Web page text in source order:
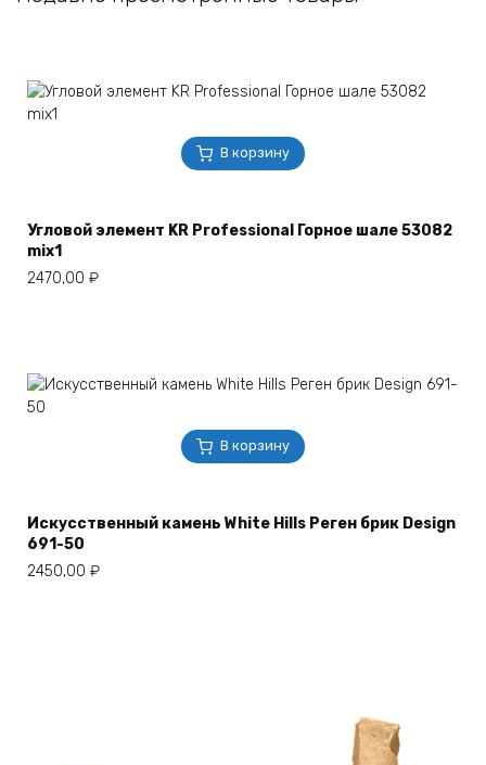
В корзину
Угловой элемент KR Professional Горное шале 53082
mix1
2470,00 ₽
В корзину
Искусственный камень White Hills Реген брик Design
691-50
2450,00 ₽